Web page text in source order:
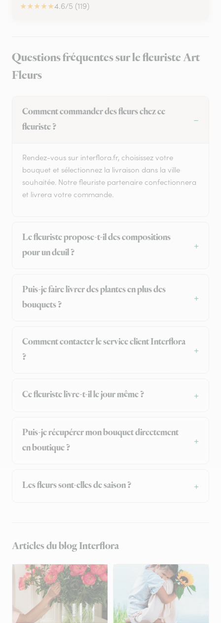
★★★★★4.6/5 (119)
Questions fréquentes sur le fleuriste Art
Fleurs
Comment commander des fleurs chez ce
fleuriste ?
Rendez-vous sur interflora.fr, choisissez votre
bouquet et sélectionnez la livraison dans la ville
souhaitée. Notre fleuriste partenaire confectionnera
et livrera votre commande.
Le fleuriste propose-t-il des compositions
pour un deuil ?
Puis-je faire livrer des plantes en plus des
bouquets ?
Comment contacter le service client Interflora
?
Ce fleuriste livre-t-il le jour même ?
Puis-je récupérer mon bouquet directement
en boutique ?
Les fleurs sont-elles de saison ?
Articles du blog Interflora